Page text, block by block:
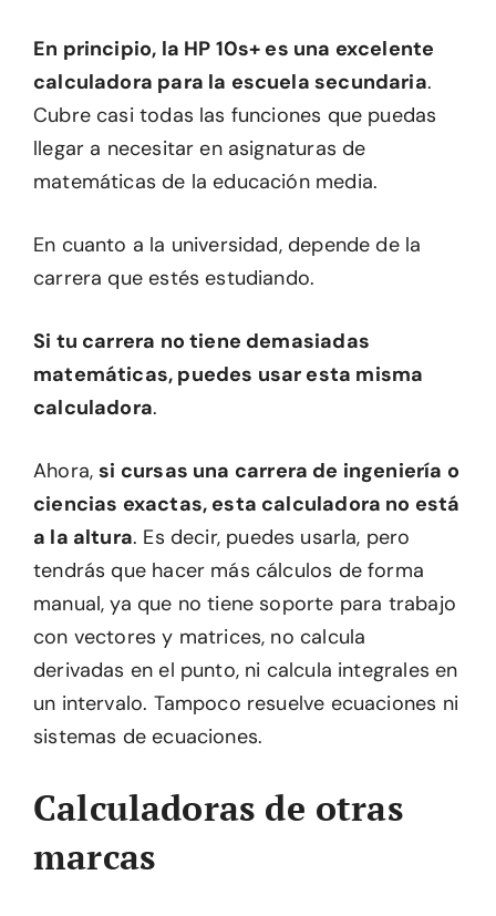
En principio, la HP 10s+ es una excelente
calculadora para la escuela secundaria.
Cubre casi todas las funciones que puedas
llegar a necesitar en asignaturas de
matemáticas de la educación media.
En cuanto a la universidad, depende de la
carrera que estés estudiando.
Si tu carrera no tiene demasiadas
matemáticas, puedes usar esta misma
calculadora.
Ahora,si cursas una carrera de ingeniería o
ciencias exactas, esta calculadora no está
a la altura. Es decir, puedes usarla, pero
tendrás que hacer más cálculos de forma
manual, ya que no tiene soporte para trabajo
con vectores y matrices, no calcula
derivadas en el punto, ni calcula integrales en
un intervalo. Tampoco resuelve ecuaciones ni
sistemas de ecuaciones.
Calculadoras de otras
marcas